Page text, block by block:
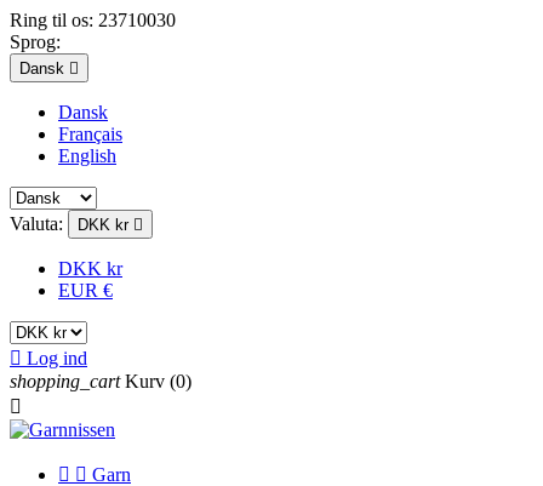
Ring til os: 23710030
Sprog:
Dansk 
Dansk
Français
English
Valuta: DKK kr 
DKK kr
EUR €
 Log ind
shopping_cart Kurv (0)

  Garn